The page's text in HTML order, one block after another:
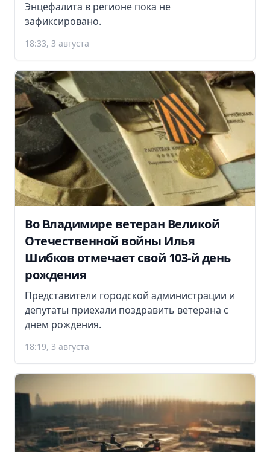
Энцефалита в регионе пока не
зафиксировано.
18:33, 3 августа
Во Владимире ветеран Великой
Отечественной войны Илья
Шибков отмечает свой 103-й день
рождения
Представители городской администрации и
депутаты приехали поздравить ветерана с
днем рождения.
18:19, 3 августа